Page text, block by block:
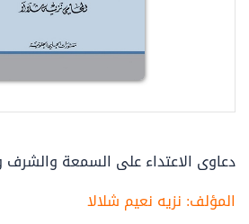
دعاوى الاعتداء على السمعة والشرف
المؤلف: نزيه نعيم شلالا